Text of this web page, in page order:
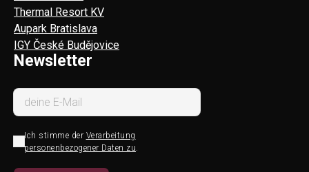
Thermal Resort KV
Aupark Bratislava
IGY České Budějovice
Newsletter
Ich stimme der Verarbeitung
personenbezogener Daten zu.